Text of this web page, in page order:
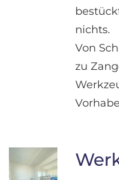
nichts.
Von
zu